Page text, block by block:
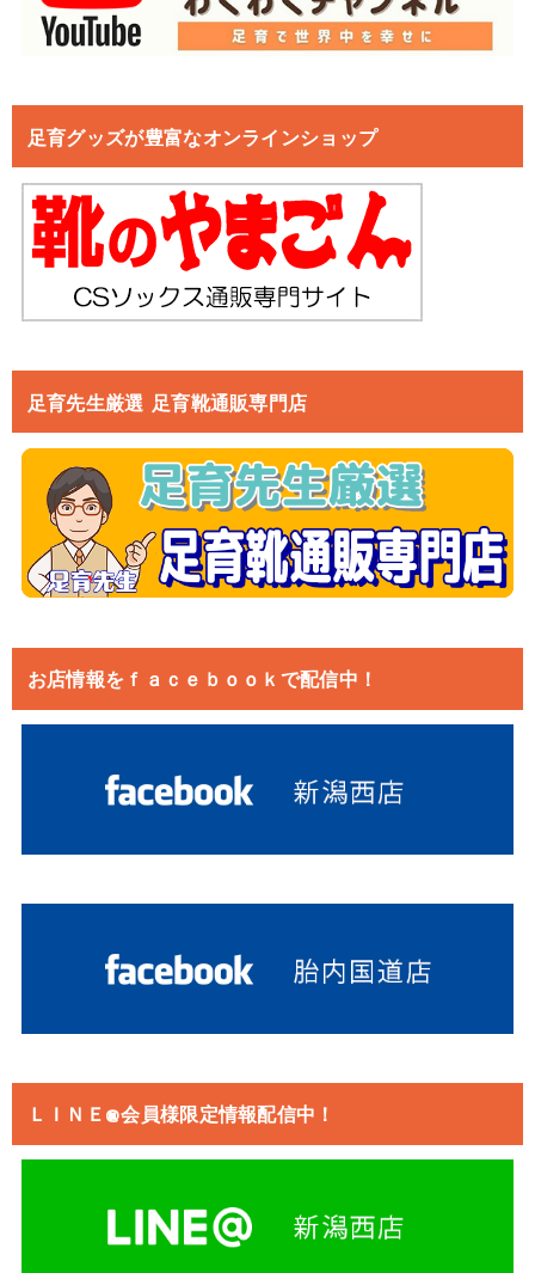
足育グッズが豊富なオンラインショップ
足育先生厳選 足育靴通販専門店
お店情報をｆａｃｅｂｏｏｋで配信中！
ＬＩＮＥ@会員様限定情報配信中！